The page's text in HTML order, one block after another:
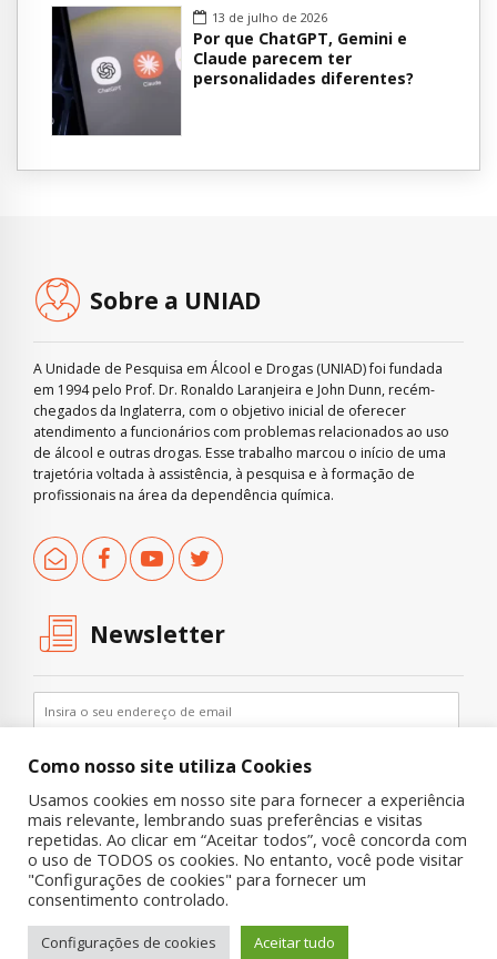
13 de julho de 2026
Por que ChatGPT, Gemini e
Claude parecem ter
personalidades diferentes?
Sobre a UNIAD
A Unidade de Pesquisa em Álcool e Drogas (UNIAD) foi fundada
em 1994 pelo Prof. Dr. Ronaldo Laranjeira e John Dunn, recém-
chegados da Inglaterra, com o objetivo inicial de oferecer
atendimento a funcionários com problemas relacionados ao uso
de álcool e outras drogas. Esse trabalho marcou o início de uma
trajetória voltada à assistência, à pesquisa e à formação de
profissionais na área da dependência química.
Newsletter
Copyright © 2019 UNIAD – Unidade de Pesquisa em Álcool e Drogas
Contato
Como nosso site utiliza Cookies
Usamos cookies em nosso site para fornecer a experiência
mais relevante, lembrando suas preferências e visitas
repetidas. Ao clicar em “Aceitar todos”, você concorda com
o uso de TODOS os cookies. No entanto, você pode visitar
"Configurações de cookies" para fornecer um
consentimento controlado.
Configurações de cookies Aceitar tudo